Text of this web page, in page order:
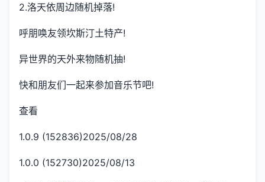
2.洛天依周边随机掉落!
呼朋唤友领坎斯汀土特产!
异世界的天外来物随机抽!
快和朋友们一起来参加音乐节吧!
查看
1.0.9 (152836)2025/08/28
1.0.0 (152730)2025/08/13